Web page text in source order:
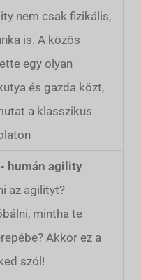
nem csak fizikális,
is. A közös
egy olyan
és gazda közt,
a klasszikus
humán agility
az agilityt?
mintha te
Akkor ez a
szól!